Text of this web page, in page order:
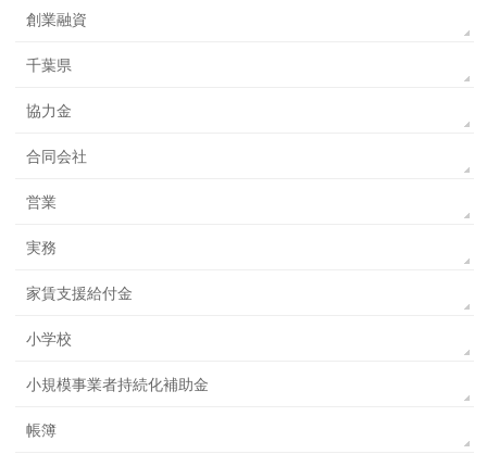
創業融資
千葉県
協力金
合同会社
営業
実務
家賃支援給付金
小学校
小規模事業者持続化補助金
帳簿